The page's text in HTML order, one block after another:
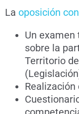
La oposición
Un
sobre la
Territorio